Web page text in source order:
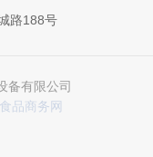
路188号
备有限公司
食品商务网